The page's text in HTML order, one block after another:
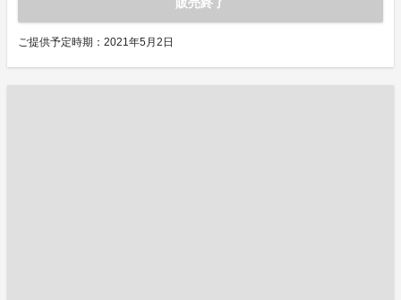
販売終了
ご提供予定時期：2021年5月2日